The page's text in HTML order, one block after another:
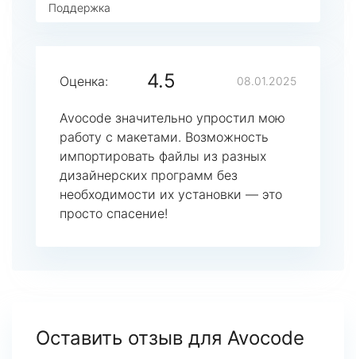
Поддержка
Оценка: 4.5 08.01.2025
Avocode значительно упростил мою
работу с макетами. Возможность
импортировать файлы из разных
дизайнерских программ без
необходимости их установки — это
просто спасение!
Оставить отзыв для Avocode